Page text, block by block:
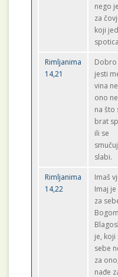
nego
za
koji
Rimljanima
14,21
Dobro
jesti
vina
ono
na što
brat
ili se
slabi.
Rimljanima
14,22
Imaš
Imaj je
za
je, koji
sebe
za
nađe